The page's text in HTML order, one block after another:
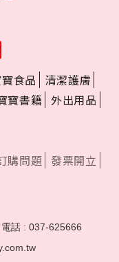
食品
清潔護膚
寶書籍 外出用品
購問題 發票開立
電話 : 037-625666